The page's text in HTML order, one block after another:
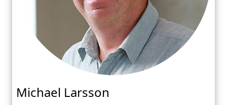
Michael Larsson